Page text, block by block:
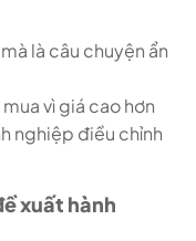
là câu chuyện ẩn
vì giá cao hơn
nghiệp điều chỉnh
xuất hành